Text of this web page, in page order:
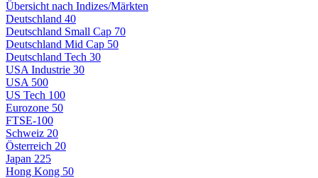
Übersicht nach Indizes/Märkten
Deutschland 40
Deutschland Small Cap 70
Deutschland Mid Cap 50
Deutschland Tech 30
USA Industrie 30
USA 500
US Tech 100
Eurozone 50
FTSE-100
Schweiz 20
Österreich 20
Japan 225
Hong Kong 50